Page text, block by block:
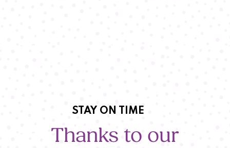
STAY ON TIME
Thanks to our